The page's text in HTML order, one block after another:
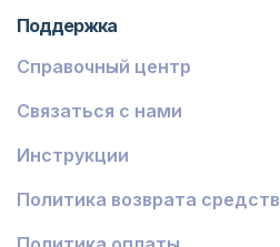
Поддержка
Справочный центр
Связаться с нами
Инструкции
Политика возврата средств